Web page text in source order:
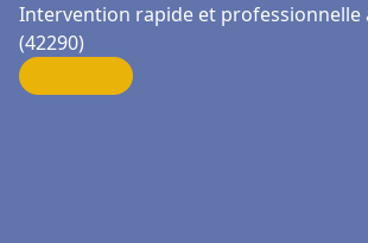
Intervention rapide et professionnelle
(42290)